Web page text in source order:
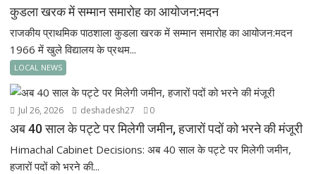
कुडला खरक में सम्मान समारोह का आयोजन:मदन
राजकीय प्राथमिक पाठशाला कुडला खरक में सम्मान समारोह का आयोजन:मदन
1966 में खुले विद्यालय के प्रथम...
LOCAL NEWS
Jul 26, 2026 deshadesh27 0
अब 40 साल के पट्टे पर मिलेगी जमीन, हजारों पदों को भरने की मंजूरी
Himachal Cabinet Decisions: अब 40 साल के पट्टे पर मिलेगी जमीन,
हजारों पदों को भरने की...